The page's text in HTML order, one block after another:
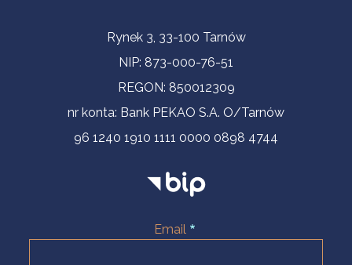
Informacje kontaktoweRynek 3, 33-100 Tarnów
NIP: 873-000-76-51
REGON: 850012309
nr konta: Bank PEKAO S.A. O/Tarnów
96 1240 1910 1111 0000 0898 4744
Email